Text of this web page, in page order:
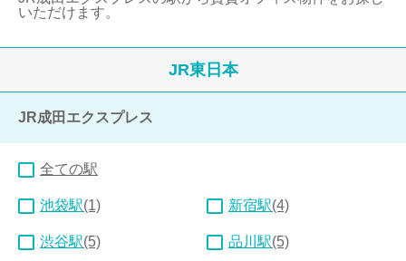
いただけます。
JR東日本
JR成田エクスプレス
全ての駅
池袋駅(1) 新宿駅(4)
渋谷駅(5) 品川駅(5)